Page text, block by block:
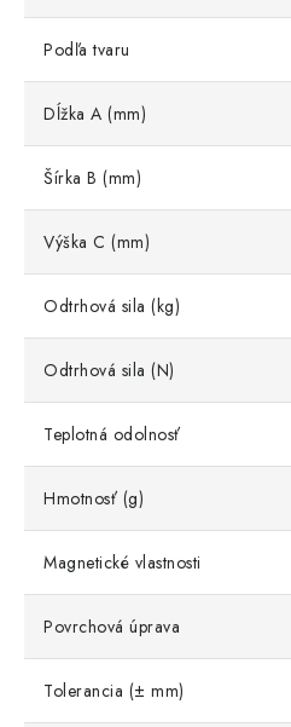
Podľa tvaru
Dĺžka A (mm)
Šírka B (mm)
Výška C (mm)
Odtrhová sila (kg)
Odtrhová sila (N)
Teplotná odolnosť
Hmotnosť (g)
Magnetické vlastnosti
Povrchová úprava
Tolerancia (± mm)